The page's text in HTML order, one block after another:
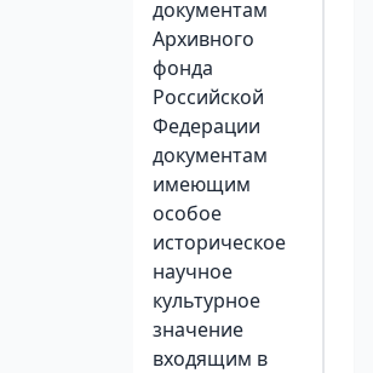
документам
Архивного
фонда
Российской
Федерации
документам
имеющим
особое
историческое
научное
культурное
значение
входящим в